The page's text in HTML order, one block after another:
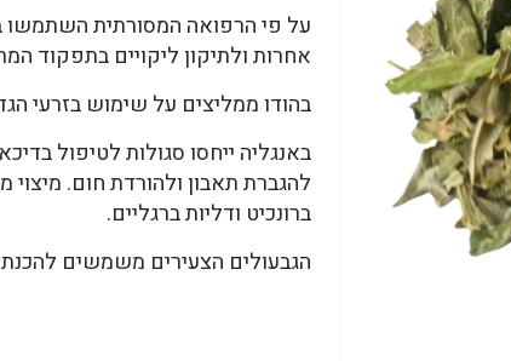
על פי הרפואה המסורתית השתמשו
אחרות ולתיקון ליקויים בתפקוד
בהודו ממליצים על שימוש בזרעי
באנגליה ייחסו סגולות לטיפול
להגברת תאבון ולהורדת חום.
ברונכיט ודליות ברגליים.
הגבעולים הצעירים משמשים